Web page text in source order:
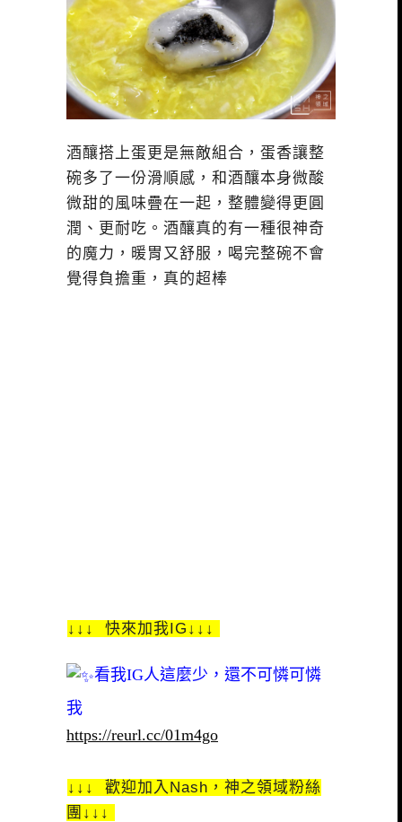
酒釀搭上蛋更是無敵組合，蛋香讓整
碗多了一份滑順感，和酒釀本身微酸
微甜的風味疊在一起，整體變得更圓
潤、更耐吃。酒釀真的有一種很神奇
的魔力，暖胃又舒服，喝完整碗不會
覺得負擔重，真的超棒
↓↓↓ 快來加我IG↓↓↓
看我IG人這麼少，還不可憐可憐
我
https://reurl.cc/01m4go
↓↓↓ 歡迎加入Nash，神之領域粉絲
團↓↓↓